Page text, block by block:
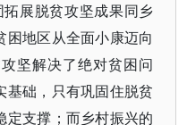
展脱贫攻坚成果同乡
地区从全面小康迈向
坚解决了绝对贫困问
基础，只有巩固住脱贫
定支撑；而乡村振兴的